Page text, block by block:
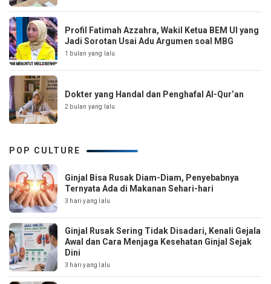
Profil Fatimah Azzahra, Wakil Ketua BEM UI yang
Jadi Sorotan Usai Adu Argumen soal MBG
1 bulan yang lalu
Dokter yang Handal dan Penghafal Al-Qur’an
2 bulan yang lalu
POP CULTURE
Ginjal Bisa Rusak Diam-Diam, Penyebabnya
Ternyata Ada di Makanan Sehari-hari
3 hari yang lalu
Ginjal Rusak Sering Tidak Disadari, Kenali Gejala
Awal dan Cara Menjaga Kesehatan Ginjal Sejak
Dini
3 hari yang lalu